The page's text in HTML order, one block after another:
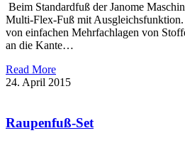
Beim Standardfuß der Janome
Multi-Flex-Fuß mit Ausgleichsfunktion.
von einfachen Mehrfachlagen von
an die Kante…
Read More
24. April 2015
Raupenfuß-Set